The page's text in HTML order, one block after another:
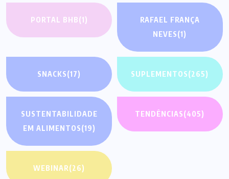
PORTAL BHB(1)
RAFAEL FRANÇA
NEVES(1)
SNACKS(17) SUPLEMENTOS(265)
SUSTENTABILIDADE
EM ALIMENTOS(19)
TENDÊNCIAS(405)
WEBINAR(26)